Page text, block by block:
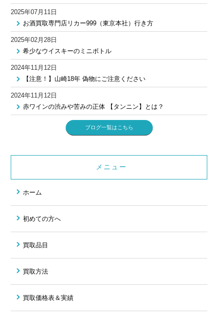
2025年07月11日
お酒買取専門店リカー999（東京本社）行き方
2025年02月28日
希少なウイスキーのミニボトル
2024年11月12日
【注意！】山崎18年 偽物にご注意ください
2024年11月12日
赤ワインの渋みや苦みの正体 【タンニン】とは？
ブログ一覧はこちら
メニュー
ホーム
初めての方へ
買取品目
買取方法
買取価格表＆実績